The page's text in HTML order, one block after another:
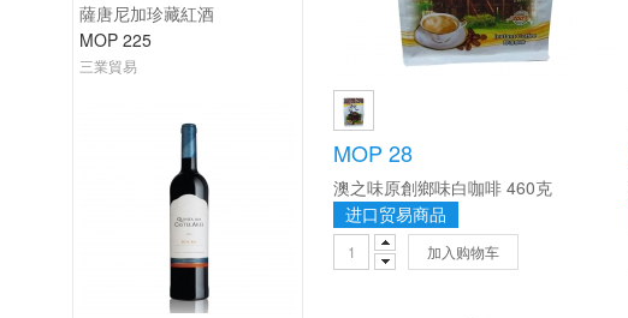
薩唐尼加珍藏紅酒
MOP 225
三業貿易
MOP 28
澳之味原創鄉味白咖啡 460克
进口贸易商品
加入购物车